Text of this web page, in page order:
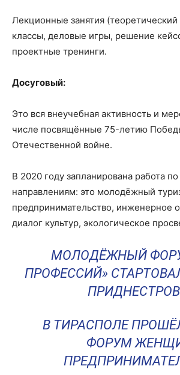
Лекционные занятия
классы, деловые игры, решение
проектные тренинги.
Досуговый:
Это вся внеучебная активность и
числе посвящённые 75-летию
Отечественной войне.
В 2020 году запланирована работа
направлениям: это молодёжный
предпринимательство, инженерное
диалог культур, экологическое
МОЛОДЁЖНЫЙ
ПРОФЕССИЙ»
В ТИРАСПОЛЕ
ФОРУМ